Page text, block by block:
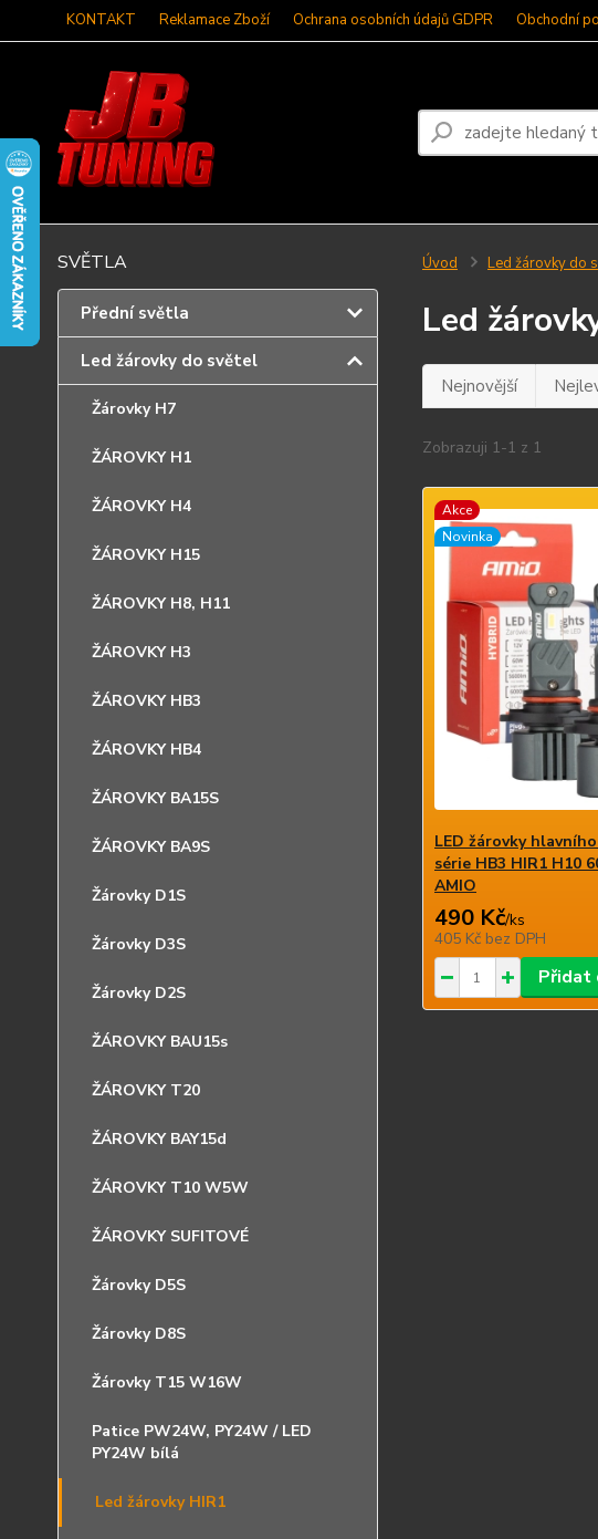
KONTAKT Reklamace Zboží Ochrana osobních údajů GDPR Obchodní
SVĚTLA
Přední světla
Led žárovky do světel
Žárovky H7
ŽÁROVKY H1
ŽÁROVKY H4
ŽÁROVKY H15
ŽÁROVKY H8, H11
ŽÁROVKY H3
ŽÁROVKY HB3
ŽÁROVKY HB4
ŽÁROVKY BA15S
ŽÁROVKY BA9S
Žárovky D1S
Žárovky D3S
Žárovky D2S
ŽÁROVKY BAU15s
ŽÁROVKY T20
ŽÁROVKY BAY15d
ŽÁROVKY T10 W5W
ŽÁROVKY SUFITOVÉ
Žárovky D5S
Žárovky D8S
Žárovky T15 W16W
Patice PW24W, PY24W / LED
PY24W bílá
Led žárovky HIR1
Úvod Led žárovky do
Led
Nejnovější
Zobrazuji 1-1 z 1
Akce
Novinka
LED žárovky
série HB3 HIR1 H10
AMIO
490 Kč/ks
405 Kč bez DPH
Přidat